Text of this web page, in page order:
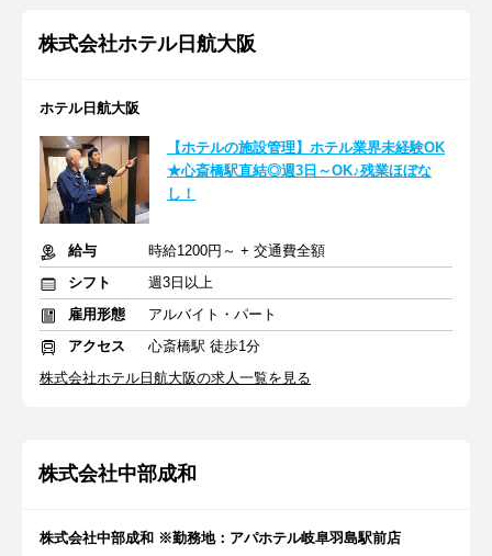
株式会社ホテル日航大阪
ホテル日航大阪
【ホテルの施設管理】ホテル業界未経験OK
★心斎橋駅直結◎週3日～OK♪残業ほぼな
し！
給与
時給1200円～ + 交通費全額
シフト
週3日以上
雇用形態
アルバイト・パート
アクセス
心斎橋駅 徒歩1分
株式会社ホテル日航大阪の求人一覧を見る
株式会社中部成和
株式会社中部成和 ※勤務地：アパホテル岐阜羽島駅前店